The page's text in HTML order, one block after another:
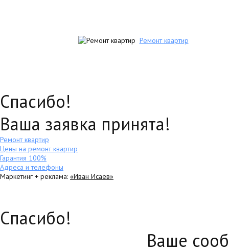
Ремонт квартир
Спасибо!
Ваша заявка принята!
Ремонт квартир
Цены на ремонт квартир
Гарантия 100%
Адреса и телефоны
Маркетинг + реклама: «Иван Исаев»
Спасибо!
Ваше